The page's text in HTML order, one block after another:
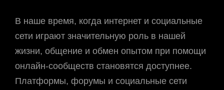
В наше время, когда интернет и социальные
сети играют значительную роль в нашей
жизни, общение и обмен опытом при помощи
онлайн-сообществ становятся доступнее.
Платформы, форумы и социальные сети